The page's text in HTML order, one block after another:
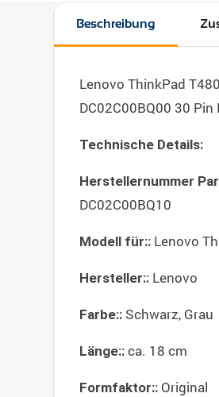
Beschreibung
Lenovo ThinkPad
DC02C00BQ00 30
Technische Details:
Herstellernummer
DC02C00BQ10
Modell für:: Lenovo
Hersteller:: Lenovo
Farbe:: Schwarz, Grau
Länge:: ca. 18 cm
Formfaktor:: Original